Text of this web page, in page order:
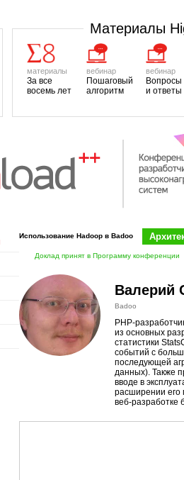
Материалы
материалы
За все
восемь лет
вебинар
Пошаговый
алгоритм
вебинар
Вопросы
и ответы
Использование Hadoop в Badoo
Доклад принят в Программу конференции
Валерий
Badoo
PHP-
из основных
статистики
событий с
последующей
данных). Также
вводе в
расширении его
веб-разработке